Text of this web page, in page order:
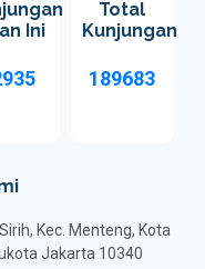
Ini
Total
Kunjungan
189683
Kec. Menteng, Kota
Jakarta 10340